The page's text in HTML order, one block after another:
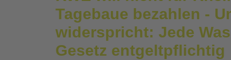
Tagebaue bezahlen -
widerspricht: Jede
Gesetz entgeltpflichtig